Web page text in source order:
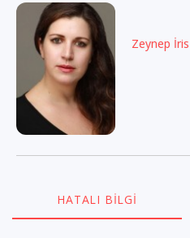
Zeynep
HATALI BILGI